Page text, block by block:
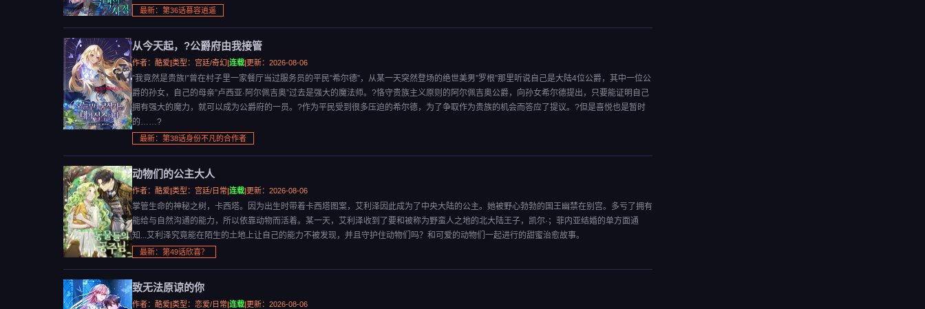
最新：第36话慕容逍遥
从今天起，?公爵府由我接管
作者：酷爱|类型：宫廷/奇幻|连载|更新：2026-08-06
”我竟然是贵族!”曾在村子里一家餐厅当过服务员的平民”希尔德”，从某一天突然登场的绝世美男”罗根”那里听说自己是大陆4位公爵，其中一位公
爵的孙女，自己的母亲”卢西亚·阿尔佩吉奥”过去是强大的魔法师。?恪守贵族主义原则的阿尔佩吉奥公爵，向孙女希尔德提出，只要能证明自己
拥有强大的魔力，就可以成为公爵府的一员。?作为平民受到很多压迫的希尔德，为了争取作为贵族的机会而答应了提议。?但是喜悦也是暂时
的……?
最新：第38话身份不凡的合作者
动物们的公主大人
作者：酷爱|类型：宫廷/日常|连载|更新：2026-08-06
掌管生命的神秘之树，卡西塔。因为出生时带着卡西塔图案，艾利泽因此成为了中央大陆的公主。她被野心勃勃的国王幽禁在别宫。多亏了拥有
能给与自然沟通的能力，所以依靠动物而活着。某一天，艾利泽收到了要和被称为野蛮人之地的北大陆王子，凯尔·；菲内亚结婚的单方面通
知...艾利泽究竟能在陌生的土地上让自己的能力不被发现，并且守护住动物们吗？和可爱的动物们一起进行的甜蜜治愈故事。
最新：第49话欣喜？
致无法原谅的你
作者：酷爱|类型：恋爱/日常|连载|更新：2026-08-06